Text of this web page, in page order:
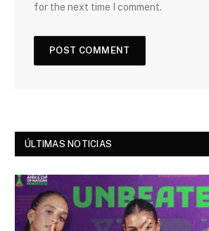
for the next time I comment.
ÚLTIMAS NOTICIAS